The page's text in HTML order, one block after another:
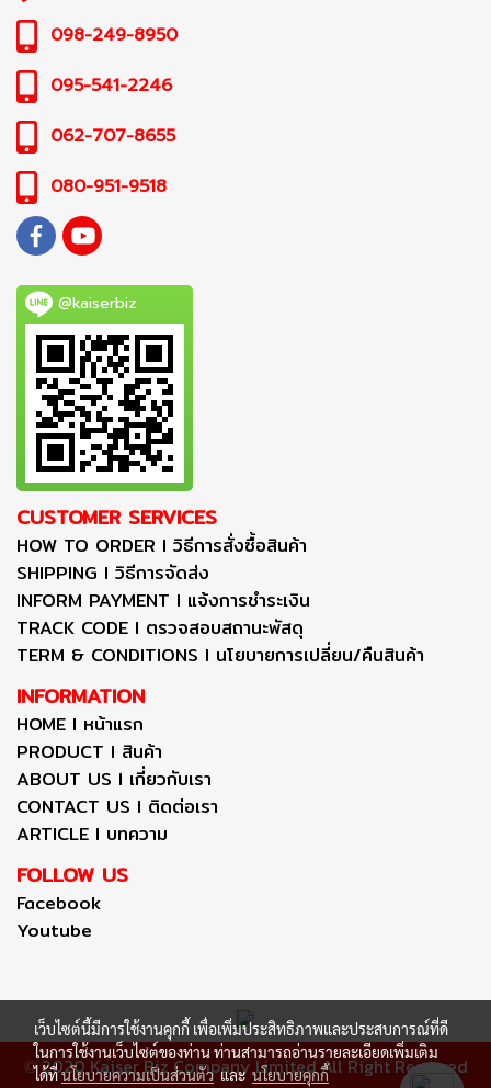
098-249-8950
095-541-2246
062-707-8655
080-951-9518
@kaiserbiz
CUSTOMER SERVICES
HOW TO ORDER I วิธีการสั่งซื้อสินค้า
SHIPPING I วิธีการจัดส่ง
INFORM PAYMENT I แจ้งการชำระเงิน
TRACK CODE I ตรวจสอบสถานะพัสดุ
TERM & CONDITIONS I นโยบายการเปลี่ยน/คืนสินค้า
INFORMATION
HOME I หน้าแรก
PRODUCT I สินค้า
ABOUT US I เกี่ยวกับเรา
CONTACT US I ติดต่อเรา
ARTICLE I บทความ
FOLLOW US
Facebook
Youtube
©2020 Kaiser Biz Company Limited All Right Reserved
เว็บไซต์นี้มีการใช้งานคุกกี้ เพื่อเพิ่มประสิทธิภาพและประสบการณ์ที่ดี
ในการใช้งานเว็บไซต์ของท่าน ท่านสามารถอ่านรายละเอียดเพิ่มเติม
ได้ที่นโยบายความเป็นส่วนตัวและนโยบายคุกกี้